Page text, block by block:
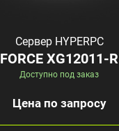
Сервер HYPERPC
FORCE XG12011-R
Доступно под заказ
Цена по запросу